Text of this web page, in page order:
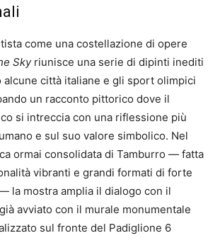
come una costellazione di opere
Skyriunisce una serie di dipinti inediti
alcune città italiane e gli sport olimpici
un racconto pittorico dove il
si intreccia con una riflessione più
e sul suo valore simbolico. Nel
ormai consolidata di Tamburro — fatta
vibranti e grandi formati di forte
la mostra amplia il dialogo con il
avviato con il murale monumentale
sul fronte del Padiglione 6